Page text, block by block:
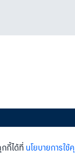
หนังสือแจ้งก
กี้ได้ที่ นโยบายการใช้